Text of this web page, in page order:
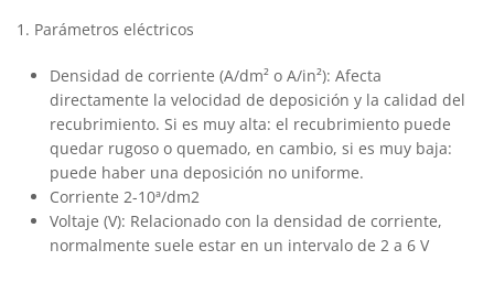
1. Parámetros eléctricos
Densidad de corriente (A/dm² o A/in²): Afecta
directamente la velocidad de deposición y la calidad del
recubrimiento. Si es muy alta: el recubrimiento puede
quedar rugoso o quemado, en cambio, si es muy baja:
puede haber una deposición no uniforme.
Corriente 2-10ª/dm2
Voltaje (V): Relacionado con la densidad de corriente,
normalmente suele estar en un intervalo de 2 a 6 V